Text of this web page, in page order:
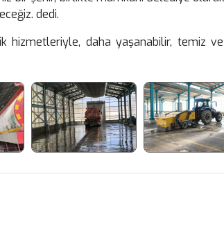
dedi.
hizmetleriyle, daha yaşanabilir, temiz